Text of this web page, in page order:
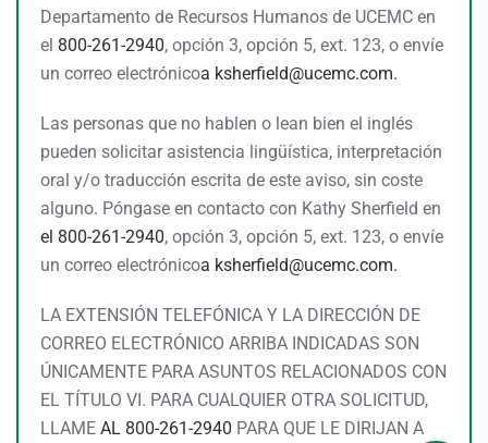
Departamento de Recursos Humanos de UCEMC en
el 800-261-2940, opción 3, opción 5, ext. 123, o envíe
un correo electrónicoa ksherfield@ucemc.com.
Las personas que no hablen o lean bien el inglés
pueden solicitar asistencia lingüística, interpretación
oral y/o traducción escrita de este aviso, sin coste
alguno. Póngase en contacto con Kathy Sherfield en
el 800-261-2940, opción 3, opción 5, ext. 123, o envíe
un correo electrónicoa ksherfield@ucemc.com.
LA EXTENSIÓN TELEFÓNICA Y LA DIRECCIÓN DE
CORREO ELECTRÓNICO ARRIBA INDICADAS SON
ÚNICAMENTE PARA ASUNTOS RELACIONADOS CON
EL TÍTULO VI. PARA CUALQUIER OTRA SOLICITUD,
LLAME AL 800-261-2940 PARA QUE LE DIRIJAN A